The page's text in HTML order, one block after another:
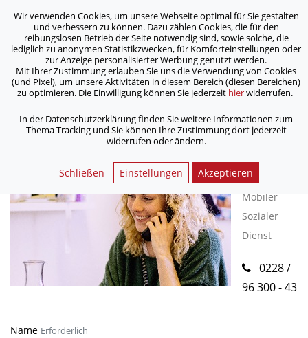
ASB Bonn/Rhein-Sieg/Eifel e.V.
bewegt Menschen
Home / Kontakt Formular
< Zurück
Meryl
Schwindt
Mobiler
Sozialer
Dienst
0228 /
96 300 - 43
Name Erforderlich
Wir verwenden Cookies, um unsere Webseite optimal für Sie gestalten
und verbessern zu können. Dazu zählen Cookies, die für den
reibungslosen Betrieb der Seite notwendig sind, sowie solche, die
lediglich zu anonymen Statistikzwecken, für Komforteinstellungen oder
zur Anzeige personalisierter Werbung genutzt werden.
Mit Ihrer Zustimmung erlauben Sie uns die Verwendung von Cookies
(und Pixel), um unsere Aktivitäten in diesem Bereich (diesen Bereichen)
zu optimieren. Die Einwilligung können Sie jederzeit hierwiderrufen.
In der Datenschutzerklärung finden Sie weitere Informationen zum
Thema Tracking und Sie können Ihre Zustimmung dort jederzeit
widerrufen oder ändern.
Schließen Einstellungen Akzeptieren